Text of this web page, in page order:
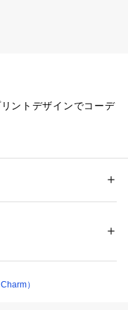
ントデザインでコーデ
度の高い人が注目する
エットデザイン、ヴィ
イン
）